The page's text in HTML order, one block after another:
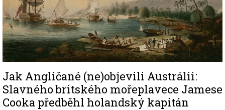
Jak Angličané (ne)objevili Austrálii:
Slavného britského mořeplavece Jamese
Cooka předběhl holandský kapitán